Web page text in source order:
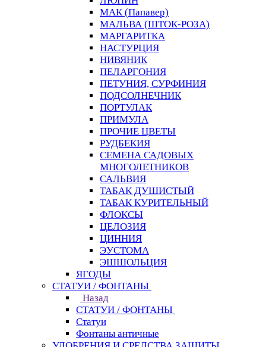
МАК (Папавер)
МАЛЬВА (ШТОК-РОЗА)
МАРГАРИТКА
НАСТУРЦИЯ
НИВЯНИК
ПЕЛАРГОНИЯ
ПЕТУНИЯ, СУРФИНИЯ
ПОДСОЛНЕЧНИК
ПОРТУЛАК
ПРИМУЛА
ПРОЧИЕ ЦВЕТЫ
РУДБЕКИЯ
СЕМЕНА САДОВЫХ
МНОГОЛЕТНИКОВ
САЛЬВИЯ
ТАБАК ДУШИСТЫЙ
ТАБАК КУРИТЕЛЬНЫЙ
ФЛОКСЫ
ЦЕЛОЗИЯ
ЦИННИЯ
ЭУСТОМА
ЭШШОЛЬЦИЯ
ЯГОДЫ
СТАТУИ / ФОНТАНЫ
Назад
СТАТУИ / ФОНТАНЫ
Статуи
Фонтаны античные